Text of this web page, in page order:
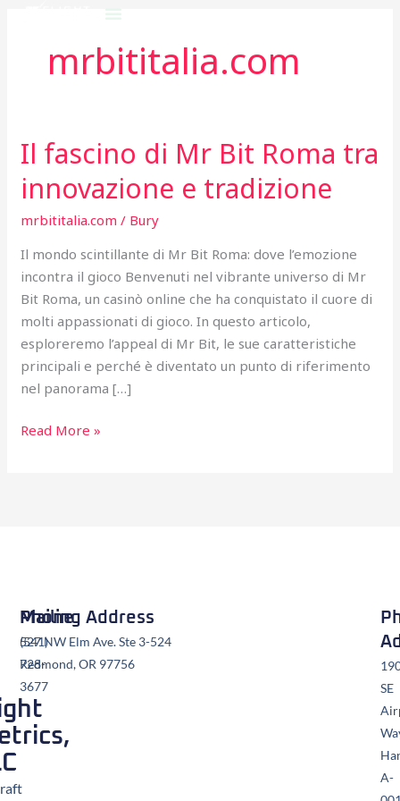
mrbititalia.com
Il fascino di Mr Bit Roma tra
innovazione e tradizione
mrbititalia.com / Bury
Il mondo scintillante di Mr Bit Roma: dove l’emozione
incontra il gioco Benvenuti nel vibrante universo di Mr
Bit Roma, un casinò online che ha conquistato il cuore di
molti appassionati di gioco. In questo articolo,
esploreremo l’appeal di Mr Bit, le sue caratteristiche
principali e perché è diventato un punto di riferimento
nel panorama […]
Il
fascino
Roma
tra
innovazione
e
tradizione
Read More »
SE
A-
Mailing Address
527 NW Elm Ave. Ste 3-524
Redmond, OR 97756
Phone
(541)
728-
3677